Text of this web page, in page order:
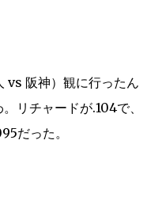
vs 阪神）観に行ったん
リチャードが.104で、
だった。